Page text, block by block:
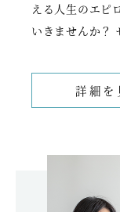
える人生のエピ
いきませんか？
詳細を